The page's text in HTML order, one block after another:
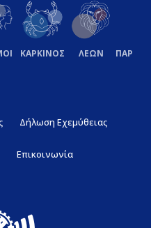
ΚΑΡΚΙΝΟΣ ΛΕΩΝ
Δήλωση Εχεμύθειας
Επικοινωνία